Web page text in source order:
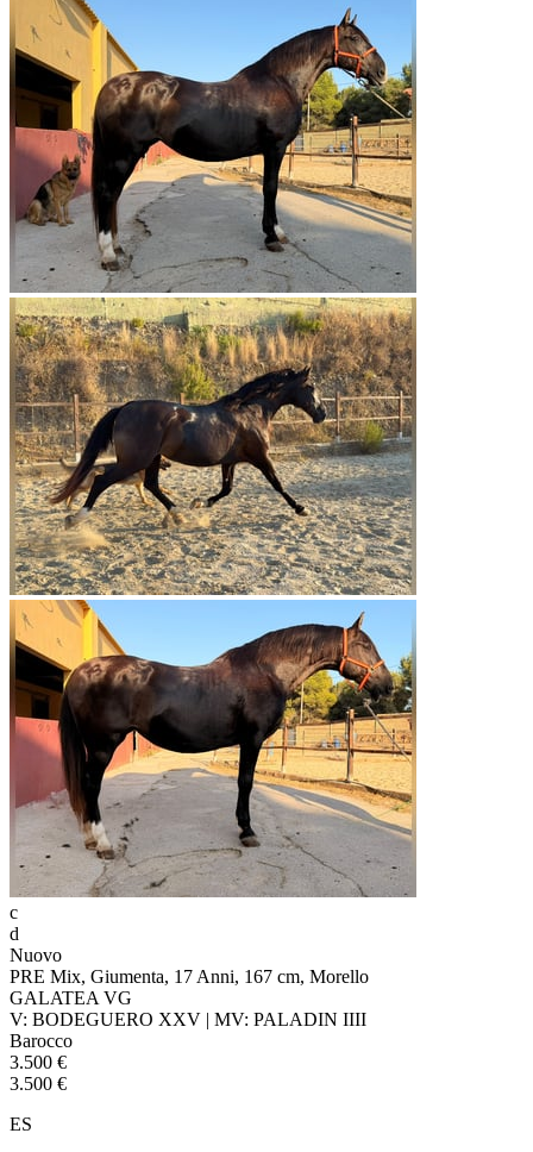
c
d
Nuovo
PRE Mix, Giumenta, 17 Anni, 167 cm, Morello
GALATEA VG
V: BODEGUERO XXV | MV: PALADIN IIII
Barocco
3.500 €
3.500 €
ES